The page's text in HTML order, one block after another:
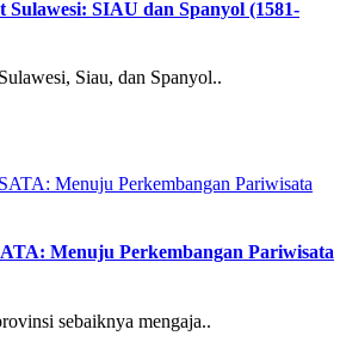
Sulawesi: SIAU dan Spanyol (1581-
Siau, dan Spanyol..
Menuju Perkembangan Pariwisata
sebaiknya mengaja..